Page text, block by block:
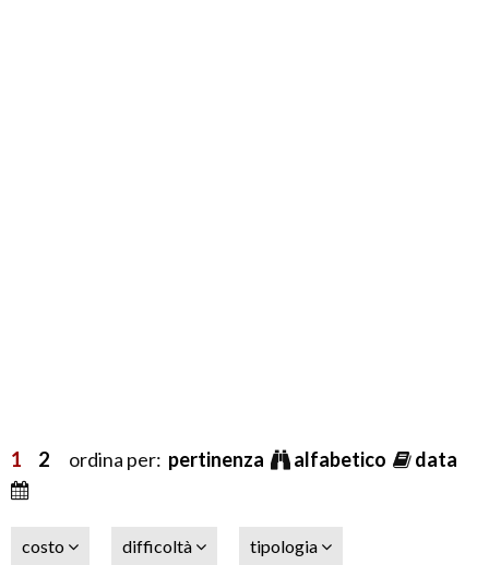
1 2 ordina per: pertinenza alfabetico data
costo difficoltà tipologia